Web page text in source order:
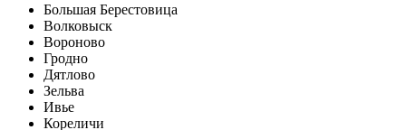
Большая Берестовица
Волковыск
Вороново
Гродно
Дятлово
Зельва
Ивье
Кореличи